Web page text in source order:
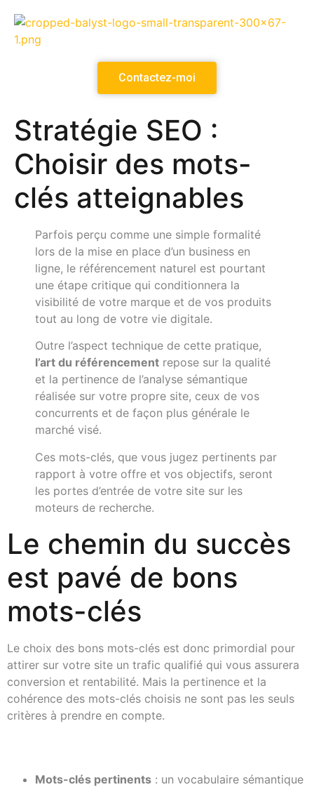
Contactez-moi
Stratégie SEO :
Choisir des mots-
clés atteignables
Parfois perçu comme une simple formalité
lors de la mise en place d’un business en
ligne, le référencement naturel est pourtant
une étape critique qui conditionnera la
visibilité de votre marque et de vos produits
tout au long de votre vie digitale.
Outre l’aspect technique de cette pratique,
l’art du référencement repose sur la qualité
et la pertinence de l’analyse sémantique
réalisée sur votre propre site, ceux de vos
concurrents et de façon plus générale le
marché visé.
Ces mots-clés, que vous jugez pertinents par
rapport à votre offre et vos objectifs, seront
les portes d’entrée de votre site sur les
moteurs de recherche.
Le chemin du succès
est pavé de bons
mots-clés
Le choix des bons mots-clés est donc primordial pour
attirer sur votre site un trafic qualifié qui vous assurera
conversion et rentabilité. Mais la pertinence et la
cohérence des mots-clés choisis ne sont pas les seuls
critères à prendre en compte.
Mots-clés pertinents : un vocabulaire sémantique